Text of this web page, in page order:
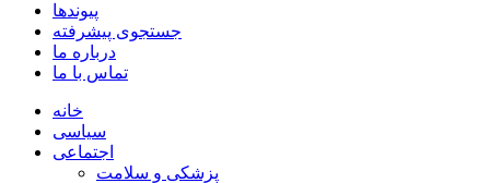
پیوندها
جستجوی پیشرفته
درباره ما
تماس با ما
خانه
سیاسی
اجتماعی
پزشکی و سلامت